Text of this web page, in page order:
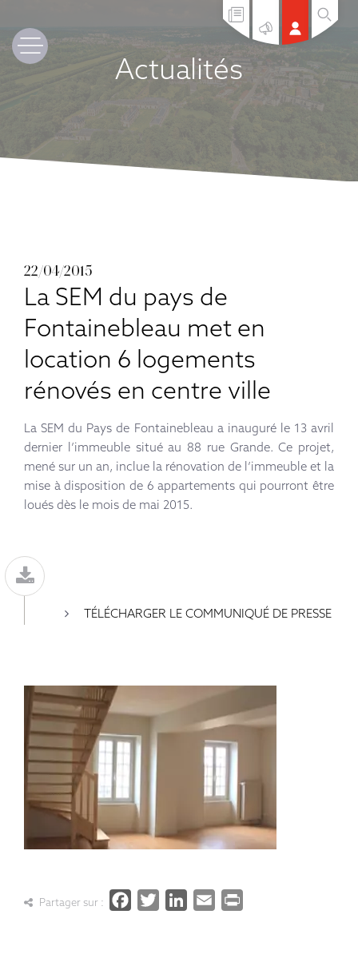
Actualités
22/04/2015
La SEM du pays de
Fontainebleau met en
location 6 logements
rénovés en centre ville
La SEM du Pays de Fontainebleau a inauguré le 13 avril
dernier l’immeuble situé au 88 rue Grande. Ce projet,
mené sur un an, inclue la rénovation de l’immeuble et la
mise à disposition de 6 appartements qui pourront être
loués dès le mois de mai 2015.
TÉLÉCHARGER LE COMMUNIQUÉ DE PRESSE
Partager sur : Facebook
Twitter
LinkedIn
Email